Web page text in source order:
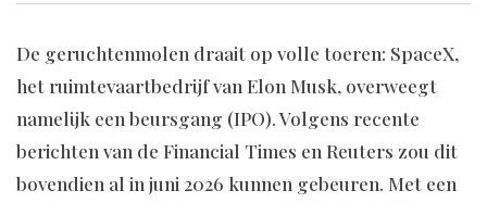
De geruchtenmolen draait op volle toeren: SpaceX,
het ruimtevaartbedrijf van Elon Musk, overweegt
namelijk een beursgang (IPO). Volgens recente
berichten van de Financial Times en Reuters zou dit
bovendien al in juni 2026 kunnen gebeuren. Met een